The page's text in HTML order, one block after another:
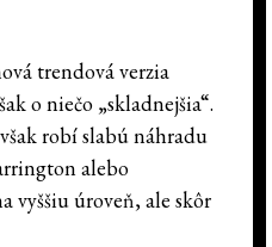
trendová verzia
o niečo „skladnejšia“.
robí slabú náhradu
alebo
vyššiu úroveň, ale skôr